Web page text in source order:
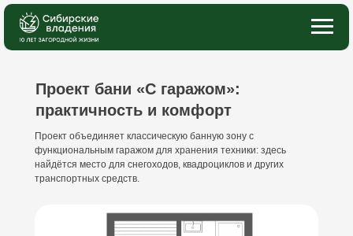
Главная → Баня с гаражом
Проект бани «С гаражом»:
практичность и комфорт
Проект объединяет классическую банную зону с
функциональным гаражом для хранения техники: здесь
найдётся место для снегоходов, квадроциклов и других
транспортных средств.